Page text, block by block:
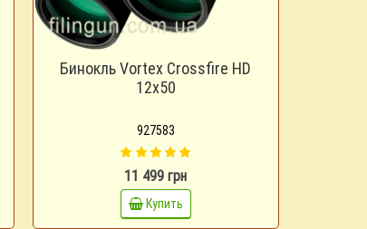
Бинокль Vortex Crossfire HD
12x50
927583
11 499 грн
Купить